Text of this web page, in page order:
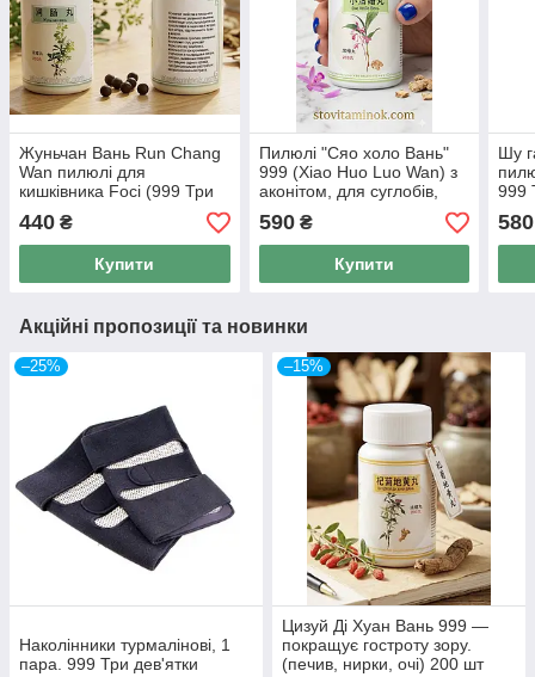
Жуньчан Вань Run Chang
Wan пилюлі для
кишківника Foci (999 Три
Дев'ятки) 200 пілюль.
440 ₴
Купити
Пилюлі "Сяо холо Вань"
999 (Xiao Huo Luo Wan) з
аконітом, для суглобів,
артрит, остеохондроз, 200
пилюль
590₴
Купити
Шу
999
580
Акційні пропозиції та новинки
–25%
Наколінники турмалінові, 1
пара. 999 Три дев'ятки
–15%
Цизуй Ді Хуан Вань 999 —
покращує гостроту зору.
(печив, нирки, очі) 200 шт